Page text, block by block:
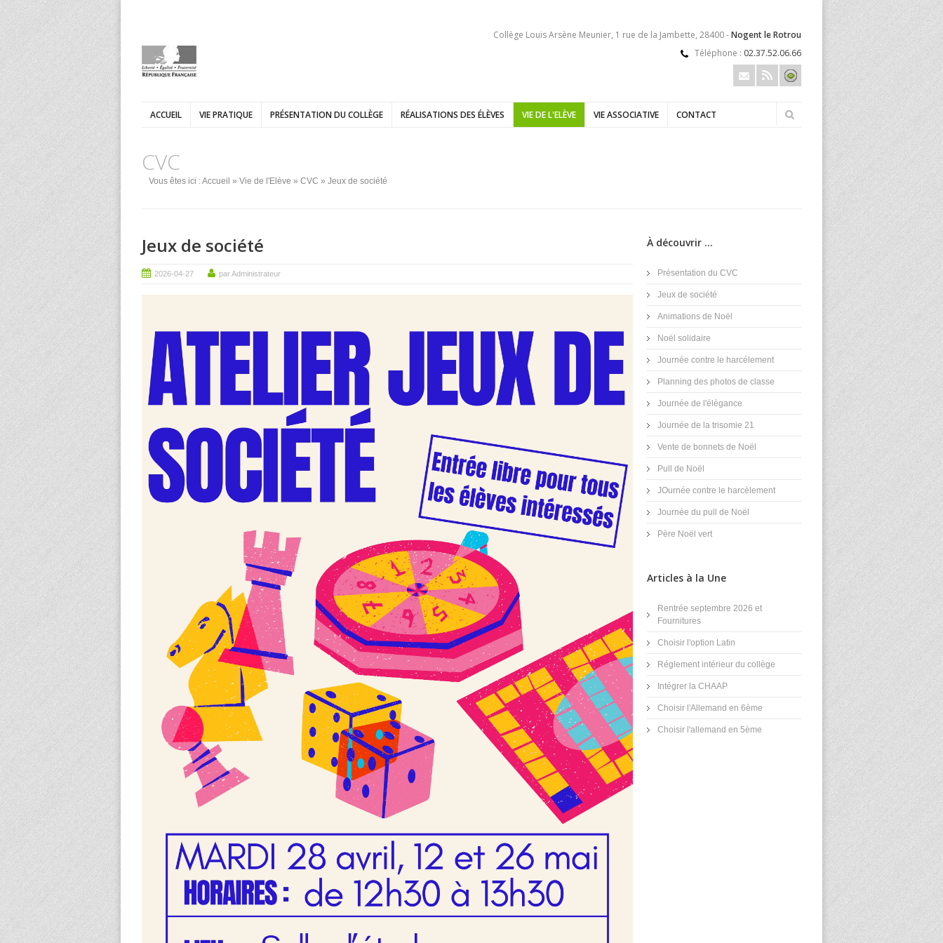
Collège Louis Arsène Meunier, 1 rue de la Jambette, 28400 -Nogent le Rotrou
Téléphone : 02.37.52.06.66
ACCUEIL VIE PRATIQUE PRÉSENTATION DU COLLÈGE RÉALISATIONS DES ÉLÈVES VIE DE L'ELÈVE VIE ASSOCIATIVE CONTACT
CVC
Vous êtes ici :Accueil » Vie de l'Elève » CVC » Jeux de société
Jeux de société
2026-04-27 par Administrateur
À découvrir ...
Présentation du CVC
Jeux de société
Animations de Noël
Noël solidaire
Journée contre le harcélement
Planning des photos de classe
Journée de l'élègance
Journée de la trisomie 21
Vente de bonnets de Noël
Pull de Noël
JOurnée contre le harcèlement
Journée du pull de Noël
Père Noël vert
Articles à la Une
Rentrée septembre 2026 et
Fournitures
Choisir l'option Latin
Réglement intérieur du collège
Intégrer la CHAAP
Choisir l'Allemand en 6ème
Choisir l'allemand en 5ème